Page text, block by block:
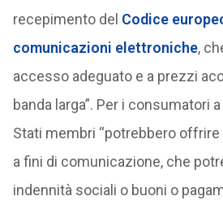
recepimento del Codice
comunicazioni elettroniche,
accesso adeguato e a prezzi
banda larga”. Per i consumatori
Stati membri “potrebbero
a fini di comunicazione, che
indennità sociali o buoni o